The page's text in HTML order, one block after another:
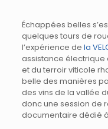
Échappées belles
quelques tours de
l’expérience de la
assistance
et du terroir viticole
belle des manières
des vins de la vallée
donc une session de
documentaire dédié